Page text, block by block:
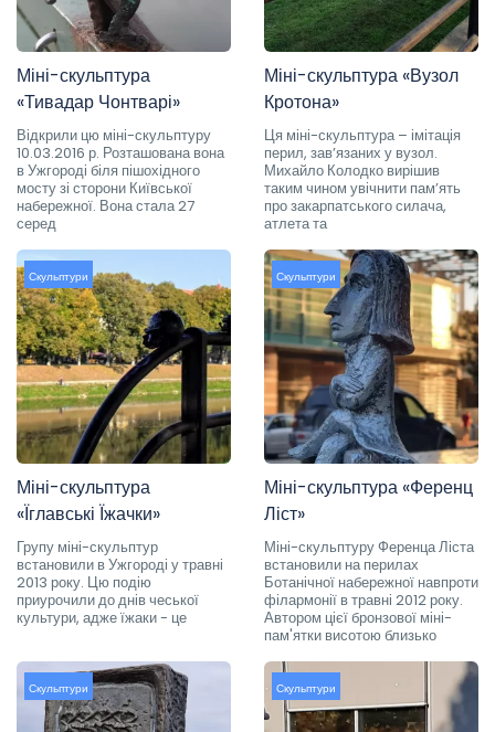
Міні-скульптура
«Тивадар Чонтварі»
Відкрили цю міні-скульптуру
10.03.2016 р. Розташована вона
в Ужгороді біля пішохідного
мосту зі сторони Київської
набережної. Вона стала 27
серед
Міні-скульптура «Вузол
Кротона»
Ця міні-скульптура – імітація
перил, зав’язаних у вузол.
Михайло Колодко вирішив
таким чином увічнити пам’ять
про закарпатського силача,
атлета та
Скульптури
Міні-скульптура
«Їглавські Їжачки»
Групу міні-скульптур
встановили в Ужгороді у травні
2013 року. Цю подію
приурочили до днів чеської
культури, адже їжаки - це
Скульптури
Міні-скульптура «Ференц
Ліст»
Міні-скульптуру Ференца Ліста
встановили на перилах
Ботанічної набережної навпроти
філармонії в травні 2012 року.
Автором цієї бронзової міні-
пам'ятки висотою близько
Скульптури Скульптури